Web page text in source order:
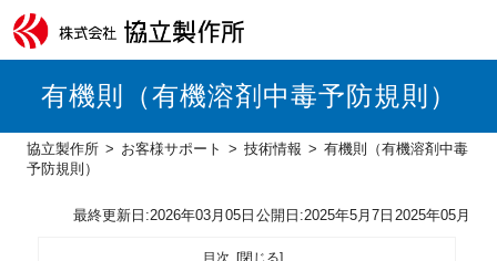
有機則（有機溶剤中毒予防規則）
協立製作所 お客様サポート 技術情報
有機則（有機溶剤中毒
予防規則）
最終更新日:2026年03月05日 公開日:2025年5月7日 2025年05月
目次